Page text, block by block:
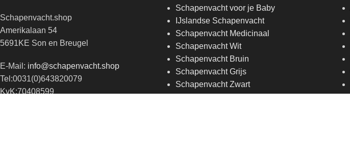
Schapenvacht.shop
Amerikalaan 54
5691KE Son en Breugel
E-Mail: info@schapenvacht.shop
Tel:0031(0)643820079
KvK:70408599
Schapenvacht voor je Baby
IJslandse Schapenvacht
Schapenvacht Medicinaal
Schapenvacht Wit
Schapenvacht Bruin
Schapenvacht Grijs
Schapenvacht Zwart